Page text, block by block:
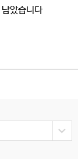
남았습니다